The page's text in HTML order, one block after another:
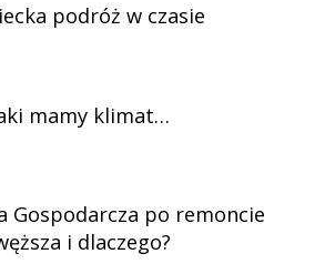
podróż w czasie
mamy klimat…
Gospodarcza po remoncie
i dlaczego?